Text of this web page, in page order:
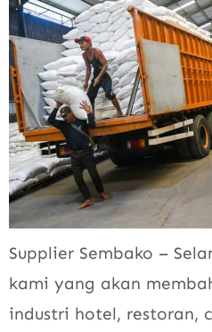
Supplier Sembako –
kami yang akan
industri hotel, restoran,